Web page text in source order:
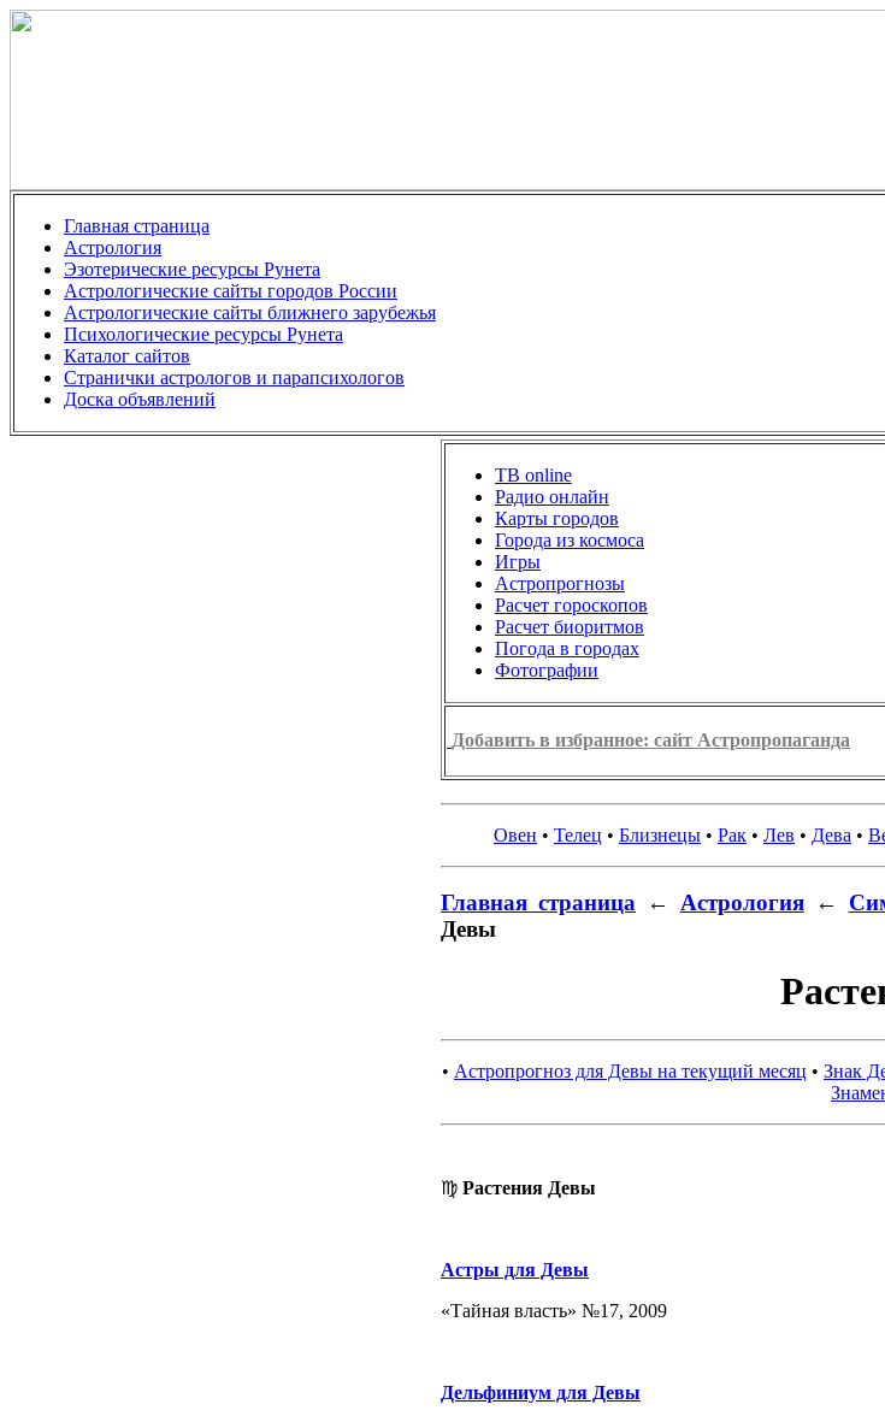
Главная страница
Астрология
Эзотерические ресурсы Рунета
Астрологические сайты городов России
Астрологические сайты ближнего зарубежья
Психологические ресурсы Рунета
Каталог сайтов
Странички астрологов и парапсихологов
Доска объявлений
ТВ online
Радио онлайн
Карты городов
Города из космоса
Игры
Астропрогнозы
Расчет гороскопов
Расчет биоритмов
Погода в городах
Фотографии
Добавить в избранное: сайт Астропропаганда
Овен • Телец • Близнецы • Рак • Лев • Дева •
Главная страница← Астрология←
Девы
• Астропрогноз для Девы на текущий месяц • Знак
♍ Растения Девы
Астры для Девы
«Тайная власть» №17, 2009
Дельфиниум для Девы